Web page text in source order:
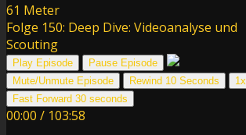
61 Meter
Folge 150: Deep Dive: Videoanalyse und
Scouting
Play Episode
Pause Episode
Mute/Unmute Episode
Rewind 10 Seconds
1x
Fast Forward 30 seconds
00:00 / 103:58